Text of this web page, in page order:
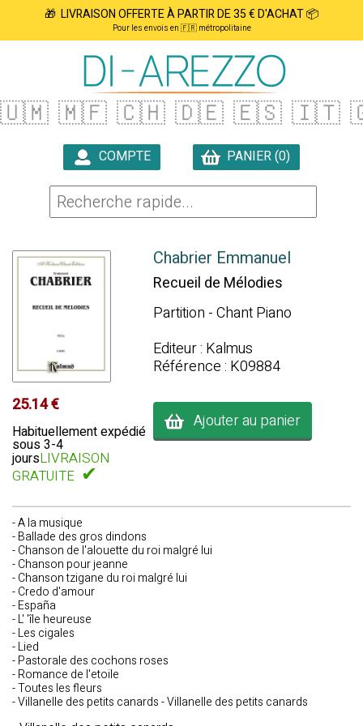
🎁 LIVRAISON OFFERTE À PARTIR DE 35 € D'ACHAT 📦
Pour les envois en 🇫🇷 métropolitaine
🇺🇲 🇲🇫 🇨🇭 🇩🇪 🇪🇸 🇮🇹
COMPTE
PANIER (0)
25.14 €
Habituellement expédié
sous 3-4
joursLIVRAISON
GRATUITE ✔
Chabrier Emmanuel
Recueil de Mélodies
Partition - Chant Piano
Editeur : Kalmus
Référence : K09884
Ajouter au panier
- A la musique
- Ballade des gros dindons
- Chanson de l'alouette du roi malgré lui
- Chanson pour jeanne
- Chanson tzigane du roi malgré lui
- Credo d'amour
- España
- L' 'île heureuse
- Les cigales
- Lied
- Pastorale des cochons roses
- Romance de l'etoile
- Toutes les fleurs
- Villanelle des petits canards - Villanelle des petits canards